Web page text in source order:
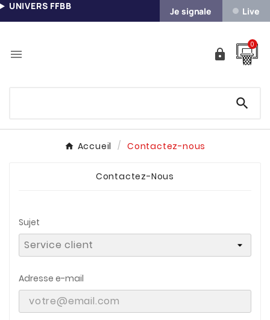
UNIVERS FFBB Je signale Live
 
0

Accueil Contactez-nous
Contactez-Nous
Sujet
Adresse e-mail